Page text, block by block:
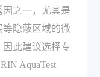
之一，尤其是
隐蔽区域的微
此建议选择专
AquaTest